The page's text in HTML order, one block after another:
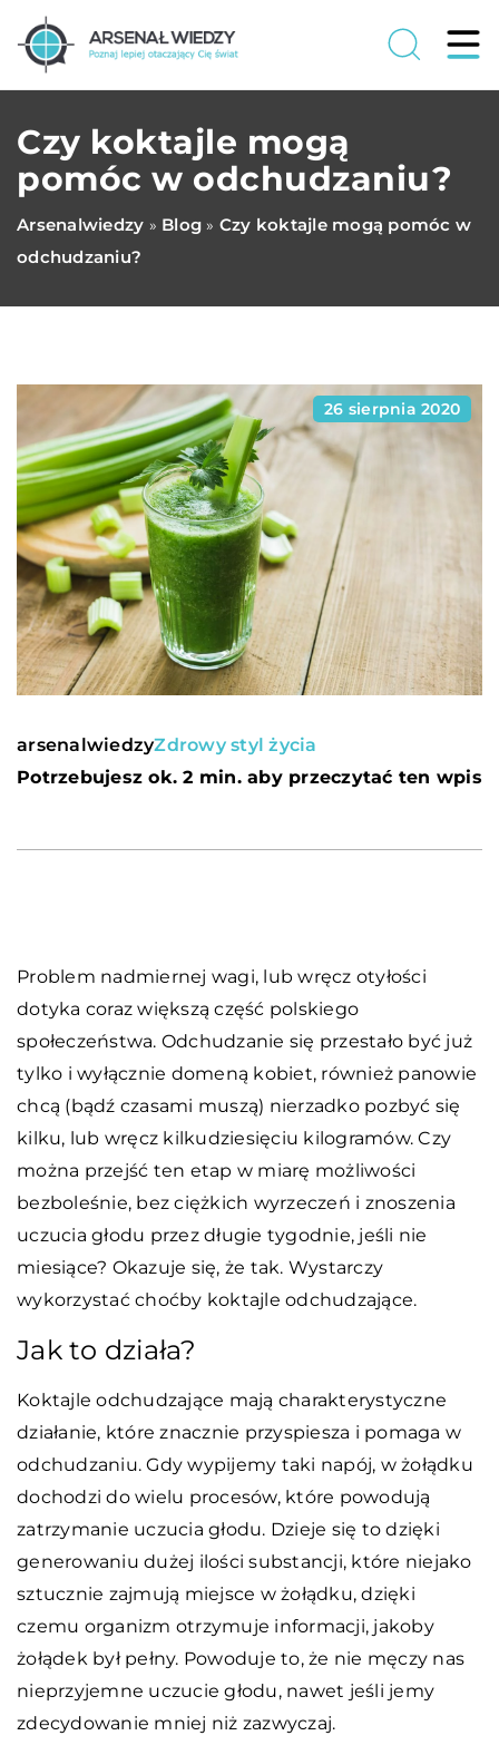
Czy koktajle mogą
pomóc w odchudzaniu?
Arsenalwiedzy » Blog » Czy koktajle mogą pomóc w
odchudzaniu?
26 sierpnia 2020
arsenalwiedzyZdrowy styl życia
Potrzebujesz ok. 2 min. aby przeczytać ten wpis
Problem nadmiernej wagi, lub wręcz otyłości
dotyka coraz większą część polskiego
społeczeństwa. Odchudzanie się przestało być już
tylko i wyłącznie domeną kobiet, również panowie
chcą (bądź czasami muszą) nierzadko pozbyć się
kilku, lub wręcz kilkudziesięciu kilogramów. Czy
można przejść ten etap w miarę możliwości
bezboleśnie, bez ciężkich wyrzeczeń i znoszenia
uczucia głodu przez długie tygodnie, jeśli nie
miesiące? Okazuje się, że tak. Wystarczy
wykorzystać choćby koktajle odchudzające.
Jak to działa?
Koktajle odchudzające mają charakterystyczne
działanie, które znacznie przyspiesza i pomaga w
odchudzaniu. Gdy wypijemy taki napój, w żołądku
dochodzi do wielu procesów, które powodują
zatrzymanie uczucia głodu. Dzieje się to dzięki
generowaniu dużej ilości substancji, które niejako
sztucznie zajmują miejsce w żołądku, dzięki
czemu organizm otrzymuje informacji, jakoby
żołądek był pełny. Powoduje to, że nie męczy nas
nieprzyjemne uczucie głodu, nawet jeśli jemy
zdecydowanie mniej niż zazwyczaj.